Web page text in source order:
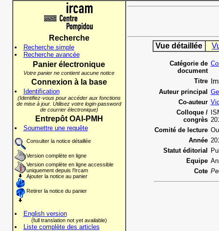
Recherche
Recherche simple
Recherche avancée
Panier électronique
Votre panier ne contient aucune notice
Connexion à la base
Identification
(Identifiez-vous pour accéder aux fonctions
de mise à jour. Utilisez votre login-password
de courrier électronique)
Entrepôt OAI-PMH
Soumettre une requête
Consulter la notice détaillée
Version complète en ligne
Version complète en ligne accessible
uniquement depuis l'Ircam
Ajouter la notice au panier
Retirer la notice du panier
English version
(full translation not yet available)
Liste complète des articles
Vue détaillée
Catégorie de
document
Titre
Auteur principal
Co-auteur
Colloque /
congrès
Comité de lecture
Année
Statut éditorial
Equipe
Cote